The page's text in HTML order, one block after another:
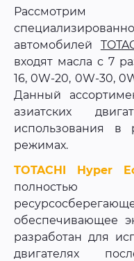
автомобилей
входят масла с 7
16, 0W-20, 0W-30,
Данный
азиатских
использования в
режимах.
TOTACHI Hyper
полностью
обеспечивающее
разработан для
двигателях